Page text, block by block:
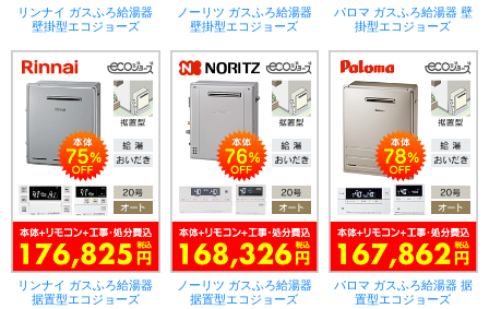
リンナイ ガスふろ給湯器
壁掛型エコジョーズ
ノーリツ ガスふろ給湯器
壁掛型エコジョーズ
パロマ ガスふろ給湯器 壁
掛型エコジョーズ
リンナイ ガスふろ給湯器
据置型エコジョーズ
ノーリツ ガスふろ給湯器
据置型エコジョーズ
パロマ ガスふろ給湯器 据
置型エコジョーズ